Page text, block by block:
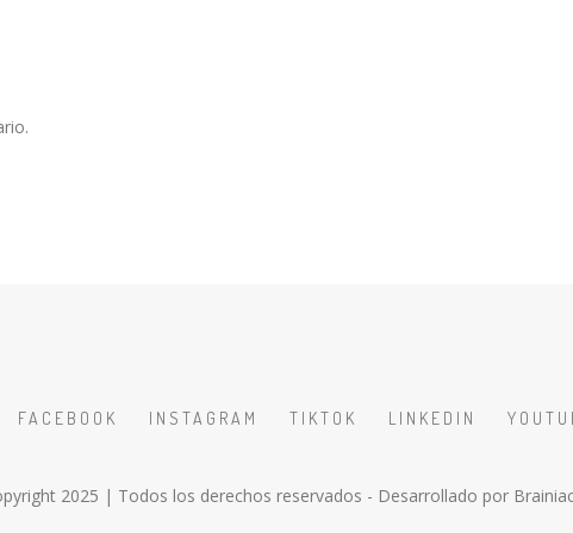
FACEBOOK INSTAGRAM TIKTOK LINKEDIN
2025 | Todos los derechos reservados - Desarrollado por